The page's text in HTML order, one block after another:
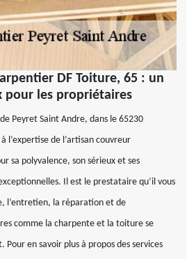
DF Toiture, 65 : un
pour les propriétaires
Peyret Saint Andre, dans le 65230
l’expertise de l’artisan couvreur
sa polyvalence, son sérieux et ses
Il est le prestataire qu’il vous
l’entretien, la réparation et de
comme la charpente et la toiture se
Pour en savoir plus à propos des services